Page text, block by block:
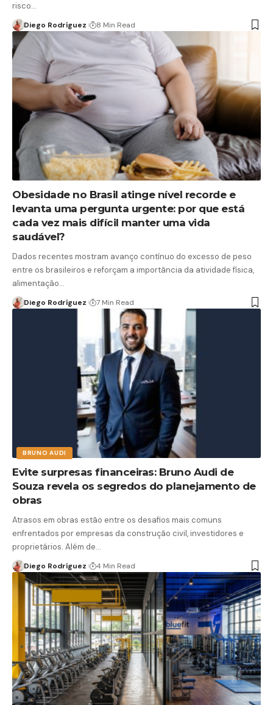
risco…
Diego Rodríguez 8 Min Read
Obesidade no Brasil atinge nível recorde e
levanta uma pergunta urgente: por que está
cada vez mais difícil manter uma vida
saudável?
Dados recentes mostram avanço contínuo do excesso de peso
entre os brasileiros e reforçam a importância da atividade física,
alimentação…
Diego Rodríguez 7 Min Read
BRUNO AUDI
Evite surpresas financeiras: Bruno Audi de
Souza revela os segredos do planejamento de
obras
Atrasos em obras estão entre os desafios mais comuns
enfrentados por empresas da construção civil, investidores e
proprietários. Além de…
Diego Rodríguez 4 Min Read